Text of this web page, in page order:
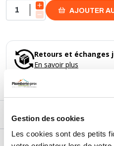
Gestion des cookies
Les cookies sont des petits
AJOUTER
Retours et échanges
En savoir plus
DESCRIPTIF
DÉTAILS TECHNIQUES